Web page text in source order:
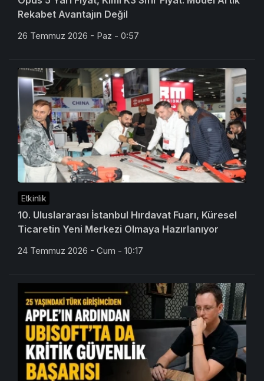
Rekabet Avantajın Değil
26 Temmuz 2026 - Paz - 0:57
Etkinlik
10. Uluslararası İstanbul Hırdavat Fuarı, Küresel
Ticaretin Yeni Merkezi Olmaya Hazırlanıyor
24 Temmuz 2026 - Cum - 10:17